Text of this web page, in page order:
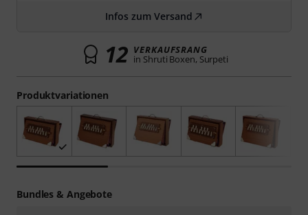
Produktvariationen
Infos zum Versand
12 VERKAUFSRANG
in Shruti Boxen, Surpeti
Bundles & Angebote